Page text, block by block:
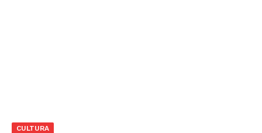
CULTURA